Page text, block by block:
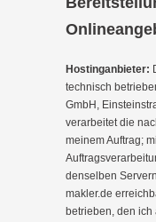
Hostinganbieter:
technisch
GmbH,
verarbeitet die
meinem Auftrag;
denselben
makler.de
betrieben, den ich